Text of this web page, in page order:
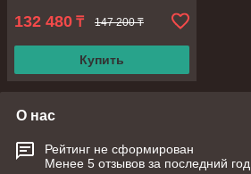
132 480 ₸ 147 200 ₸
Купить
О нас
Рейтинг не сформирован
Менее 5 отзывов за последний год